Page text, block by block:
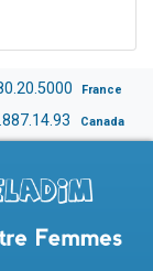
France
Canada